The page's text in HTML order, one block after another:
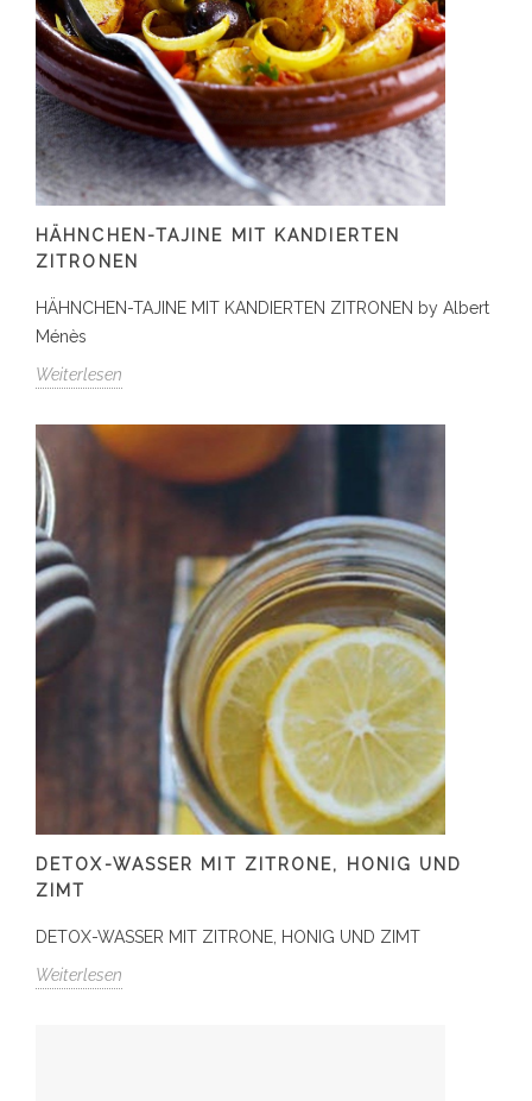
HÄHNCHEN-TAJINE MIT KANDIERTEN
ZITRONEN
HÄHNCHEN-TAJINE MIT KANDIERTEN ZITRONEN by Albert
Ménès
Weiterlesen
DETOX-WASSER MIT ZITRONE, HONIG UND
ZIMT
DETOX-WASSER MIT ZITRONE, HONIG UND ZIMT
Weiterlesen